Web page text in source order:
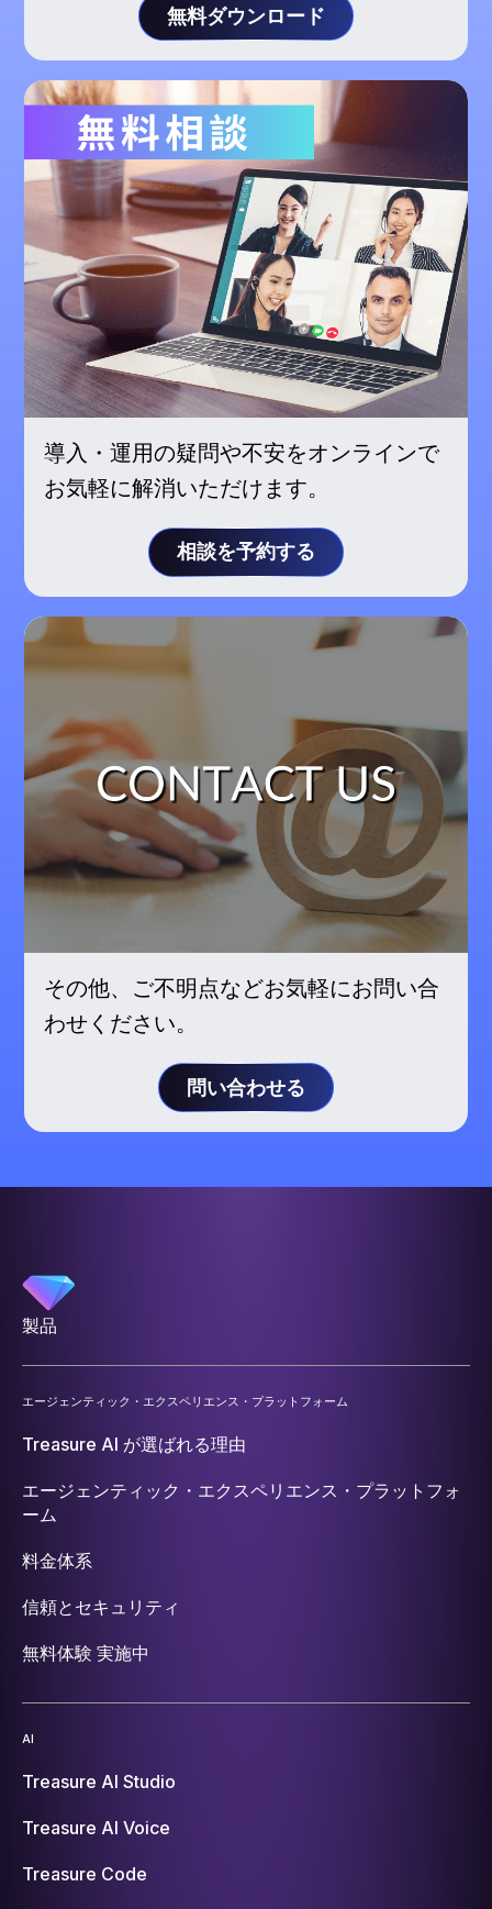
無料ダウンロード
導入・運用の疑問や不安をオンラインで
お気軽に解消いただけます。
相談を予約する
その他、ご不明点などお気軽にお問い合
わせください。
問い合わせる
製品
エージェンティック・エクスペリエンス・プラットフォーム
Treasure AI が選ばれる理由
エージェンティック・エクスペリエンス・プラットフォ
ーム
料金体系
信頼とセキュリティ
無料体験 実施中
AI
Treasure AI Studio
Treasure AI Voice
Treasure Code